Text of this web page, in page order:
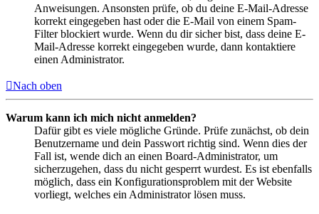
Anweisungen. Ansonsten prüfe, ob du deine E-Mail-Adresse
korrekt eingegeben hast oder die E-Mail von einem Spam-
Filter blockiert wurde. Wenn du dir sicher bist, dass deine E-
Mail-Adresse korrekt eingegeben wurde, dann kontaktiere
einen Administrator.
Nach oben
Warum kann ich mich nicht anmelden?
Dafür gibt es viele mögliche Gründe. Prüfe zunächst, ob dein
Benutzername und dein Passwort richtig sind. Wenn dies der
Fall ist, wende dich an einen Board-Administrator, um
sicherzugehen, dass du nicht gesperrt wurdest. Es ist ebenfalls
möglich, dass ein Konfigurationsproblem mit der Website
vorliegt, welches ein Administrator lösen muss.